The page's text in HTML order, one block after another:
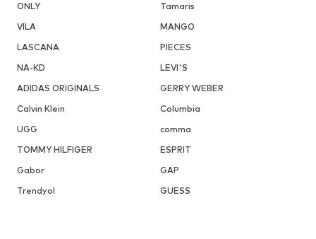
ONLY
Tamaris
VILA
MANGO
LASCANA
PIECES
NA-KD
LEVI'S
ADIDAS ORIGINALS
GERRY WEBER
Calvin Klein
Columbia
UGG
comma
TOMMY HILFIGER
ESPRIT
Gabor
GAP
Trendyol
GUESS